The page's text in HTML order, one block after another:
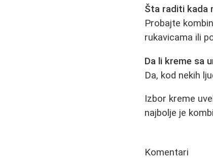
Šta raditi kada
Probajte
rukavicama ili
Da li kreme sa
Da, kod nekih
Izbor kreme
najbolje je
Komentari